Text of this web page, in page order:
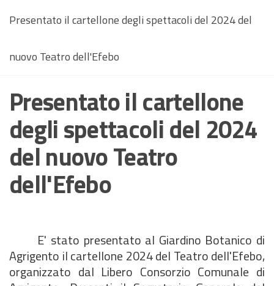
Presentato il cartellone degli spettacoli del 2024 del
nuovo Teatro dell'Efebo
Presentato il cartellone
degli spettacoli del 2024
del nuovo Teatro
dell'Efebo
E' stato presentato al Giardino Botanico di
Agrigento il cartellone 2024 del Teatro dell'Efebo,
organizzato dal Libero Consorzio Comunale di